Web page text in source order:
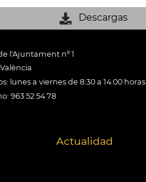
Descargas
l'Ajuntament nº 1
lunes a viernes de 8:30 a 14:00 horas
963 52 54 78
Actualidad